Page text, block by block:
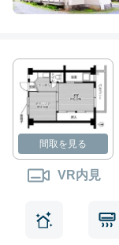
間取を見る
VR内見